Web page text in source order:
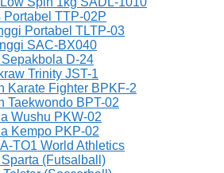
Portabel TTP-02P
Portabel TLTP-03
SAC-BX040
D-24
Trinity JST-1
Karate Fighter BPKF-2
Taekwondo BPT-02
Wushu PKW-02
Kempo PKP-02
TO1 World Athletics
(Futsalball)